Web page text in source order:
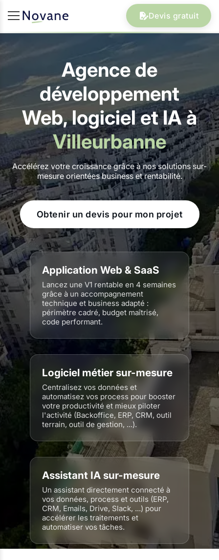
Devis gratuit
Agence de
développement
Web, logiciel et IA à
Villeurbanne
Accélérez votre croissance grâce à nos solutions sur-
mesure orientées business et rentabilité.
Obtenir un devis pour mon projet
Application Web & SaaS
Lancez une V1 rentable en 4 semaines
grâce à un accompagnement
technique et business adapté :
périmètre cadré, budget maîtrisé,
code performant.
Logiciel métier sur-mesure
Centralisez vos données et
automatisez vos process pour booster
votre productivité et mieux piloter
l'activité (Backoffice, ERP, CRM, outil
terrain, outil de gestion, ...).
Assistant IA sur-mesure
Un assistant directement connecté à
vos données, process et outils (ERP,
CRM, Emails, Drive, Slack, ...) pour
accélérer les traitements et
automatiser vos tâches.